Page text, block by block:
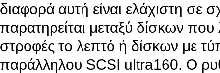
διαφορά αυτή είναι ελάχιστη σε
παρατηρείται μεταξύ δίσκων
στροφές το λεπτό ή δίσκων με
παράλληλου SCSI ultra160. Ο